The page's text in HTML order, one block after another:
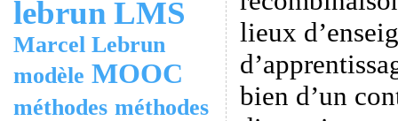
lebrun LMS
Marcel Lebrun
modèle MOOC
méthodes méthodes
lieux
bien d’un